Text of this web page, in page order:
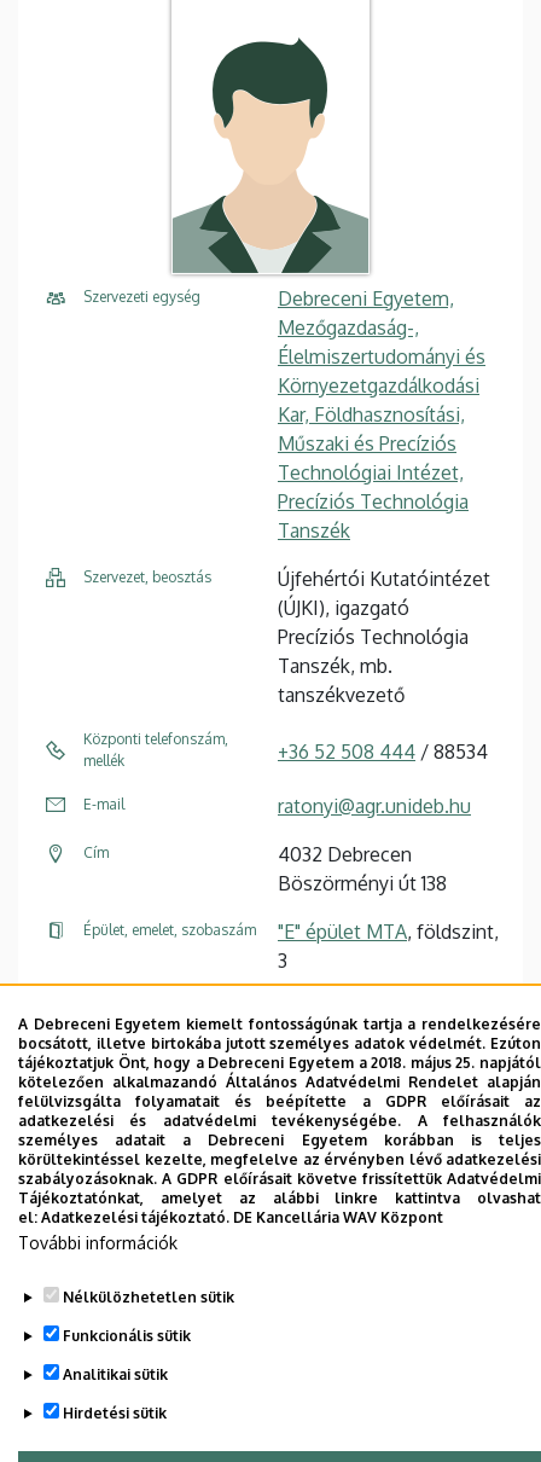
Szervezeti egység
Debreceni Egyetem,
Mezőgazdaság-,
Élelmiszertudományi és
Környezetgazdálkodási
Kar, Földhasznosítási,
Műszaki és Precíziós
Technológiai Intézet,
Precíziós Technológia
Tanszék
Szervezet, beosztás
Újfehértói Kutatóintézet
(ÚJKI), igazgató
Precíziós Technológia
Tanszék, mb.
tanszékvezető
Központi telefonszám,
mellék
+36 52 508 444 / 88534
E-mail ratonyi@agr.unideb.hu
Cím
4032 Debrecen
Böszörményi út 138
Épület, emelet, szobaszám "E" épület MTA, földszint,
3
Weboldal
Dolgozói adatmódosítás igénylése a DE
telefonkönyvében|
Külső személyek rögzítése a
DE telefonkönyvében|Súgó|Hibabejelentés
A Debreceni Egyetem kiemelt fontosságúnak tartja a rendelkezésére
bocsátott, illetve birtokába jutott személyes adatok védelmét. Ezúton
tájékoztatjuk Önt, hogy a Debreceni Egyetem a 2018. május 25. napjától
kötelezően alkalmazandó Általános Adatvédelmi Rendelet alapján
felülvizsgálta folyamatait és beépítette a GDPR előírásait az
adatkezelési és adatvédelmi tevékenységébe. A felhasználók
személyes adatait a Debreceni Egyetem korábban is teljes
körültekintéssel kezelte, megfelelve az érvényben lévő adatkezelési
szabályozásoknak. A GDPR előírásait követve frissítettük Adatvédelmi
Tájékoztatónkat, amelyet az alábbi linkre kattintva olvashat
el: Adatkezelési tájékoztató. DE Kancellária WAV Központ
További információk
Nélkülözhetetlen sütik
Funkcionális sütik
Analitikai sütik
Hirdetési sütik